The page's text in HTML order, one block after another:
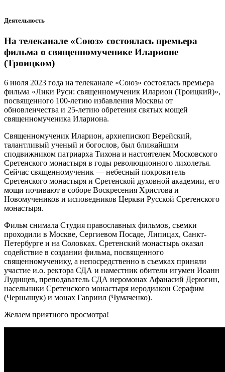
Деятельность
На телеканале «Союз» состоялась премьера
фильма о священномученике Иларионе
(Троицком)
6 июля 2023 года на телеканале «Союз» состоялась премьера
фильма «Лики Руси: священномученик Иларион (Троицкий)»,
посвященного 100-летию избавления Москвы от
обновленчества и 25-летию обретения святых мощей
священномученика Илариона.
Священномученик Иларион, архиепископ Верейский,
талантливый ученый и богослов, был ближайшим
сподвижником патриарха Тихона и настоятелем Московского
Сретенского монастыря в годы революционного лихолетья.
Сейчас священномученик — небесный покровитель
Сретенского монастыря и Сретенской духовной академии, его
мощи почивают в соборе Воскресения Христова и
Новомучеников и исповедников Церкви Русской Сретенского
монастыря.
Фильм снимала Студия православных фильмов, съемки
проходили в Москве, Сергиевом Посаде, Липицах, Санкт-
Петербурге и на Соловках. Сретенский монастырь оказал
содействие в создании фильма, посвященного
священномученику, а непосредственно в съемках приняли
участие и.о. ректора СДА и наместник обители игумен Иоанн
Лудищев, преподаватель СДА иеромонах Афанасий Дерюгин,
насельники Сретенского монастыря иеродиакон Серафим
(Чернышук) и монах Гавриил (Чумаченко).
Желаем приятного просмотра!